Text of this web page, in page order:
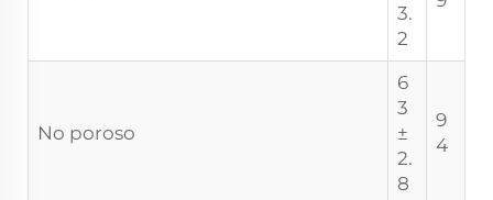
3.
2
No poroso
6
3
±
2.
8
9
4